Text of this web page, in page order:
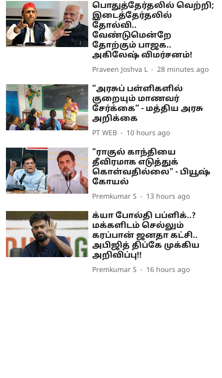
பொதுத்தேர்தலில் வெற்றி;
இடைத்தேர்தலில்
தோல்வி..
வேண்டுமென்றே
தோற்கும் பாஜக..
அகிலேஷ் விமர்சனம்!
Praveen Joshva L 28 minutes ago
”அரசுப் பள்ளிகளில்
குறையும் மாணவர்
சேர்க்கை” - மத்திய அரசு
அறிக்கை
PT WEB 10 hours ago
"ராகுல் காந்தியை
தீவிரமாக எடுத்துக்
கொள்வதில்லை" - பியூஷ்
கோயல்
Premkumar S 13 hours ago
க்யா போல்தி பப்ளிக்..?
மக்களிடம் செல்லும்
கரப்பான் ஜனதா கட்சி..
அபிஜித் திப்கே முக்கிய
அறிவிப்பு!!
Premkumar S 16 hours ago